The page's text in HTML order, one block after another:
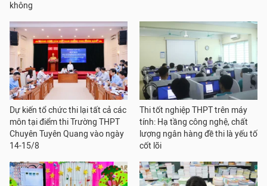
không
Dự kiến tổ chức thi lại tất cả các
môn tại điểm thi Trường THPT
Chuyên Tuyên Quang vào ngày
14-15/8
Thi tốt nghiệp THPT trên máy
tính: Hạ tầng công nghệ, chất
lượng ngân hàng đề thi là yếu tố
cốt lõi